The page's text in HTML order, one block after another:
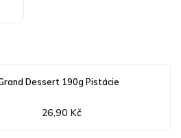
Dessert 190g Pistácie
26,90 Kč